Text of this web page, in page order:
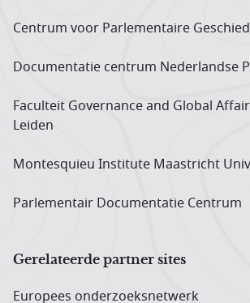
Centrum voor Parlementaire
Documentatie centrum Neder­landse
Faculteit Governance and Global
Leiden
Montesquieu Institute Maastricht
Parlementair Documentatie Centrum
Gerelateerde partner sites
Europees onderzoeks­netwerk